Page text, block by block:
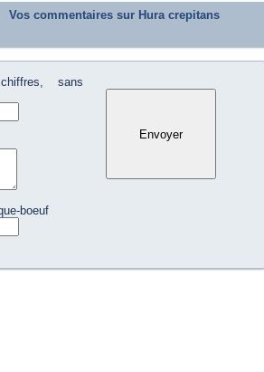
Vos commentaires sur Hura crepitans
sans
boeuf